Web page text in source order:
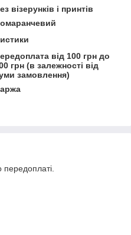
візерунків і принтів
від 100 грн до
грн (в залежності від
замовлення)
передоплаті.